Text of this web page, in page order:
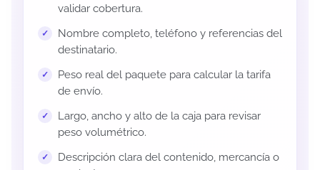
validar cobertura.
Nombre completo, teléfono y referencias del
destinatario.
Peso real del paquete para calcular la tarifa
de envío.
Largo, ancho y alto de la caja para revisar
peso volumétrico.
Descripción clara del contenido, mercancía o